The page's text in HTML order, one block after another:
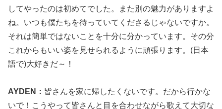
してやったのは初めてでした。また別の魅力がありますよ
ね。いつも僕たちを待っていてくださるじゃないですか。
それは簡単ではないことを十分に分かっています。その分
これからもいい姿を見せられるように頑張ります。(日本
語で)大好きだ～！
AYDEN： 皆さんを家に帰したくないです。だから行かな
いで！こうやって皆さんと目を合わせながら歌えて大切な